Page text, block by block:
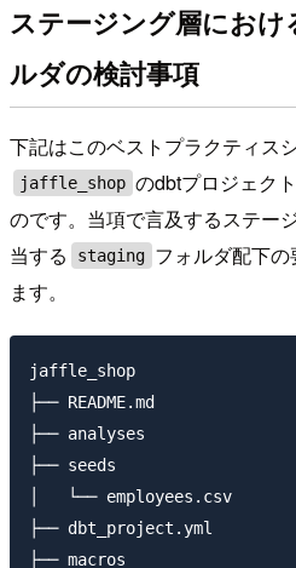
ステージング層にお
ルダの検討事項
下記はこのベストプラクティス
jaffle_shop のdbtプロジェク
のです。当項で言及するステー
当する
staging フォルダ配下
ます。
jaffle_shop
├── README.md
├── analyses
├── seeds
│   └── employees.csv
├── dbt_project.yml
├── macros